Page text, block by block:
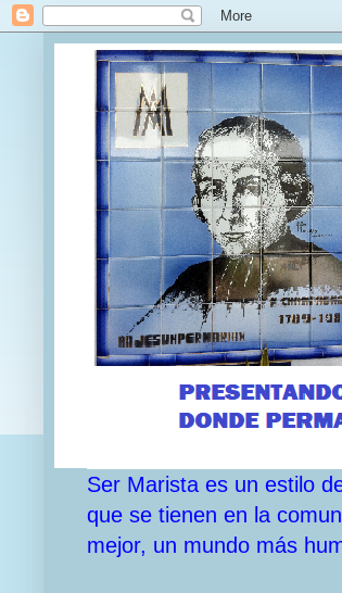
Ser Marista es un estilo
que se tienen en la
mejor, un mundo más